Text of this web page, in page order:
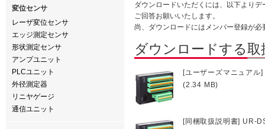
変位センサ
レーザ変位センサ
エッジ測定センサ
形状測定センサ
アンプユニット
PLCユニット
外径測定器
リニヤゲージ
通信ユニット
ダウンロードいただくには、以下より
ご回答お願いいたします。
尚、ダウンロードにはメンバー登録が必
ダウンロードする取
[ユーザーズマニュア
(2.34 MB)
[同梱取扱説明書] UR-